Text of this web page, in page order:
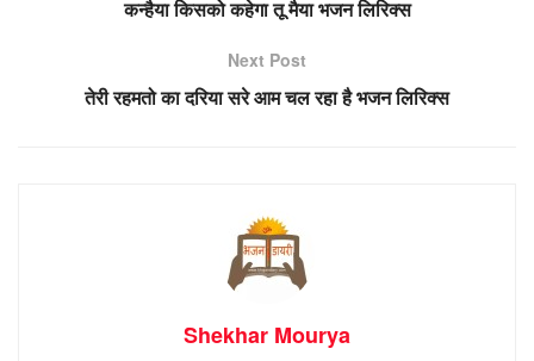
कन्हैया किसको कहेगा तू मैया भजन लिरिक्स
Next Post
तेरी रहमतो का दरिया सरे आम चल रहा है भजन लिरिक्स
Shekhar Mourya